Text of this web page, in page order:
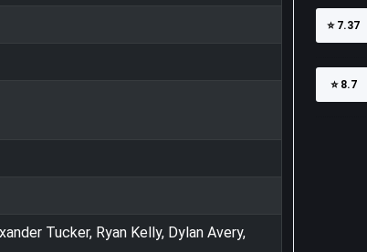
Tucker, Ryan Kelly, Dylan Avery,
⭐ 7.37
⭐ 8.7